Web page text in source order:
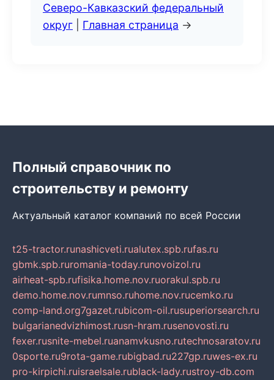
Северо-Кавказский федеральный
округ
Главная страница →
Полный справочник по
строительству и ремонту
Актуальный каталог компаний по всей России
t25-tractor.runashicveti.rualutex.spb.rufas.ru
gbmk.spb.ruromania-today.runovoizol.ru
airheat-spb.rufisika.home.nov.ruorakul.spb.ru
demo.home.nov.rumnso.ruhome.nov.rucemko.ru
comp-land.org7gazet.rubicom-oil.rusuperiorsearch.ru
bulgarianedvizhimost.rusn-hram.rusenovosti.ru
fexer.rusnite-mebel.ruanamvkusno.rutechnosaratov.ru
0sporte.ru9rota-game.rubigbad.ru227gp.ruwes-ex.ru
pro-kirpichi.ruisraelsale.rublack-lady.rustroy-db.com